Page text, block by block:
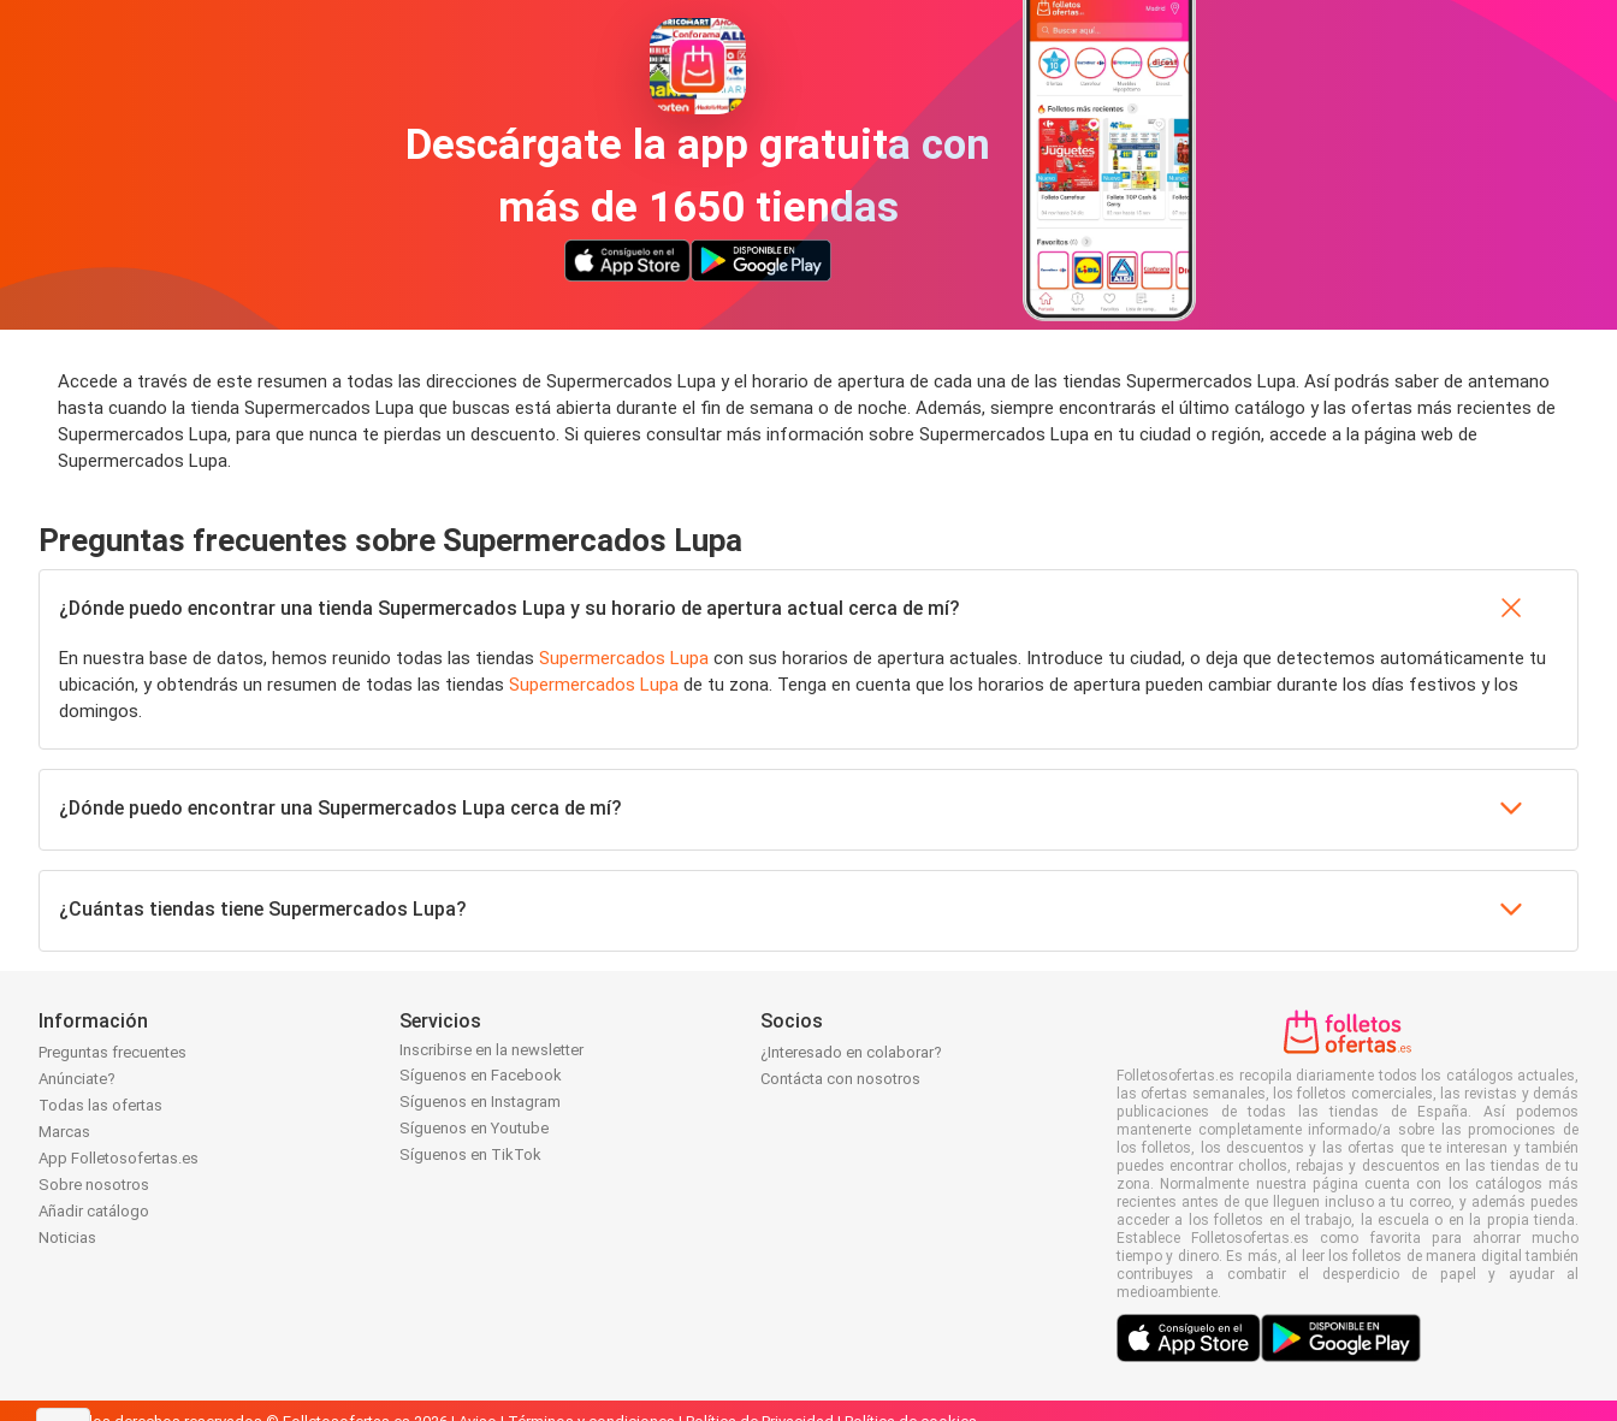
Descárgate la app gratuita con
más de 1650 tiendas
Accede a través de este resumen a todas las direcciones de Supermercados Lupa y el horario de apertura de cada una de las tiendas Supermercados Lupa. Así podrás saber de antemano
hasta cuando la tienda Supermercados Lupa que buscas está abierta durante el fin de semana o de noche. Además, siempre encontrarás el último catálogo y las ofertas más recientes de
Supermercados Lupa, para que nunca te pierdas un descuento. Si quieres consultar más información sobre Supermercados Lupa en tu ciudad o región, accede a la página web de
Supermercados Lupa.
Preguntas frecuentes sobre Supermercados Lupa
¿Dónde puedo encontrar una tienda Supermercados Lupa y su horario de apertura actual cerca de mí?
En nuestra base de datos, hemos reunido todas las tiendas Supermercados Lupa con sus horarios de apertura actuales. Introduce tu ciudad, o deja que detectemos automáticamente tu
ubicación, y obtendrás un resumen de todas las tiendas Supermercados Lupa de tu zona. Tenga en cuenta que los horarios de apertura pueden cambiar durante los días festivos y los
domingos.
¿Dónde puedo encontrar una Supermercados Lupa cerca de mí?
¿Cuántas tiendas tiene Supermercados Lupa?
Información
Preguntas frecuentes
Anúnciate?
Todas las ofertas
Marcas
App Folletosofertas.es
Sobre nosotros
Añadir catálogo
Noticias
Servicios
Inscribirse en la newsletter
Síguenos en Facebook
Síguenos en Instagram
Síguenos en Youtube
Síguenos en TikTok
Socios
¿Interesado en colaborar?
Contácta con nosotros
Folletosofertas.es recopila diariamente todos los catálogos actuales,
las ofertas semanales, los folletos comerciales, las revistas y demás
publicaciones de todas las tiendas de España. Así podemos
mantenerte completamente informado/a sobre las promociones de
los folletos, los descuentos y las ofertas que te interesan y también
puedes encontrar chollos, rebajas y descuentos en las tiendas de tu
zona. Normalmente nuestra página cuenta con los catálogos más
recientes antes de que lleguen incluso a tu correo, y además puedes
acceder a los folletos en el trabajo, la escuela o en la propia tienda.
Establece Folletosofertas.es como favorita para ahorrar mucho
tiempo y dinero. Es más, al leer los folletos de manera digital también
contribuyes a combatir el desperdicio de papel y ayudar al
medioambiente.